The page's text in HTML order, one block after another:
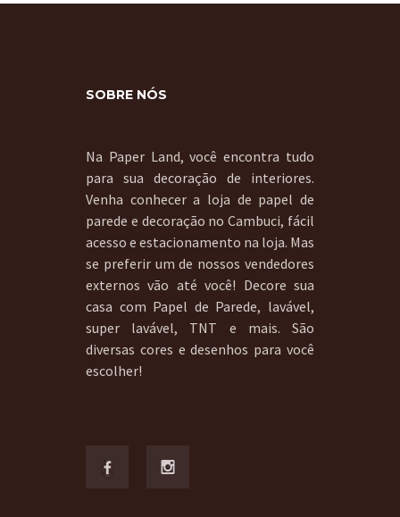
SOBRE NÓS
Na Paper Land, você encontra tudo
para sua decoração de interiores.
Venha conhecer a loja de papel de
parede e decoração no Cambuci, fácil
acesso e estacionamento na loja. Mas
se preferir um de nossos vendedores
externos vão até você! Decore sua
casa com Papel de Parede, lavável,
super lavável, TNT e mais. São
diversas cores e desenhos para você
escolher!